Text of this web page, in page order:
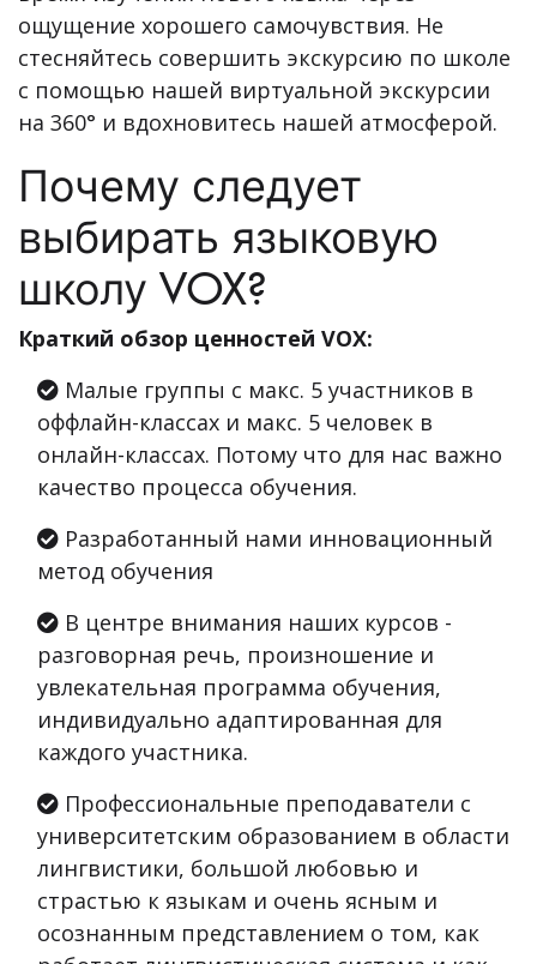
ощущение хорошего самочувствия. Не
стесняйтесь совершить экскурсию по школе
с помощью нашей виртуальной экскурсии
на 360° и вдохновитесь нашей атмосферой.
Почему следует
выбирать языковую
школу VOX?
Краткий обзор ценностей VOX:
Малые группы с макс. 5 участников в
оффлайн-классах и макс. 5 человек в
онлайн-классах. Потому что для нас важно
качество процесса обучения.
Разработанный нами инновационный
метод обучения
В центре внимания наших курсов -
разговорная речь, произношение и
увлекательная программа обучения,
индивидуально адаптированная для
каждого участника.
Профессиональные преподаватели с
университетским образованием в области
лингвистики, большой любовью и
страстью к языкам и очень ясным и
осознанным представлением о том, как